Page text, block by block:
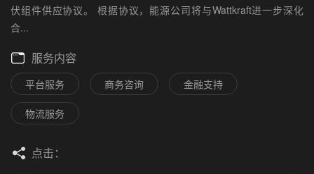
伏组件供应协议。 根据协议，能源公司将与Wattkraft进一步深化
合...
服务内容
平台服务 商务咨询 金融支持
物流服务
点击：